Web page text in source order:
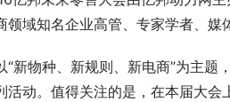
领域知名企业高管、专家学者、媒
“新物种、新规则、新电商”为主
活动。值得关注的是，在本届大